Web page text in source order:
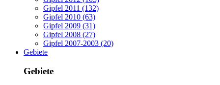
Gipfel 2011 (132)
Gipfel 2010 (63)
Gipfel 2009 (31)
Gipfel 2008 (27)
Gipfel 2007-2003 (20)
Gebiete
Gebiete